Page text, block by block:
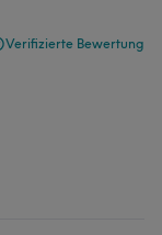
Verifizierte Bewertung